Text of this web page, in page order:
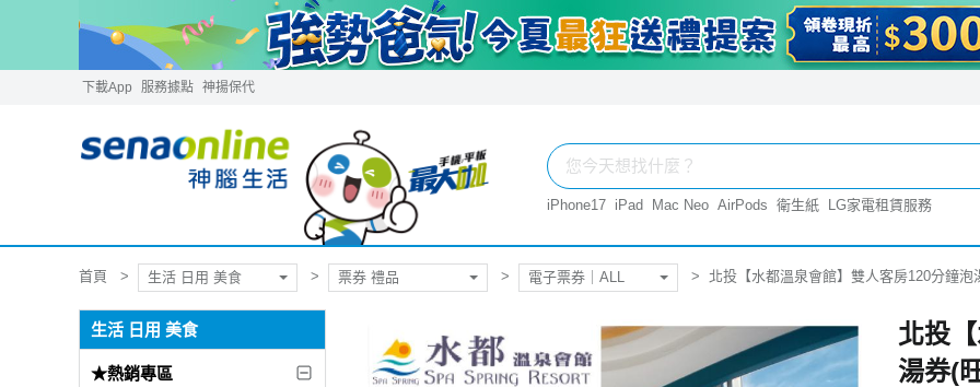
下載App 服務據點 神揚保代
iPhone17 iPad Mac Neo AirPods 衛生紙 LG家電租賃服務
首頁 生活 日用 美食 票券 禮品 電子票券｜ALL 北投【水都溫泉會館】雙人客房120分鐘泡
生活 日用 美食
★熱銷專區
北投
湯券(